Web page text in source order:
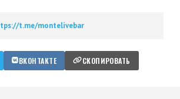
t.me/montelivebar
ВКОНТАКТЕ СКОПИРОВАТЬ